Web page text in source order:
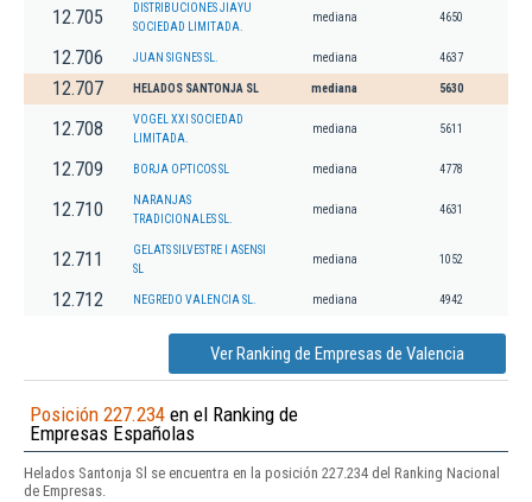
12.705
DISTRIBUCIONES JIAYU
SOCIEDAD LIMITADA.
mediana 4650
12.706 JUAN SIGNES SL. mediana 4637
12.707 HELADOS SANTONJA SL mediana 5630
12.708
VOGEL XXI SOCIEDAD
LIMITADA.
mediana 5611
12.709 BORJA OPTICOS SL mediana 4778
12.710
NARANJAS
TRADICIONALES SL.
mediana 4631
12.711
GELATS SILVESTRE I ASENSI
SL
mediana 1052
12.712 NEGREDO VALENCIA SL. mediana 4942
Ver Ranking de Empresas de Valencia
Posición 227.234 en el Ranking de
Empresas Españolas
Helados Santonja Sl se encuentra en la posición 227.234 del Ranking Nacional
de Empresas.